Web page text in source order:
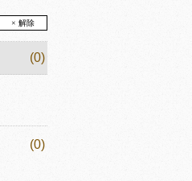
× 解除
(0)
(0)